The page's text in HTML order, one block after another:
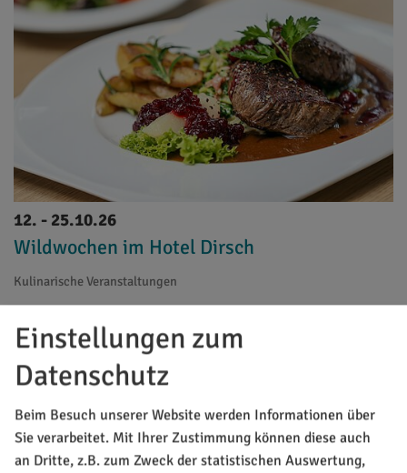
12. - 25.10.26
Wildwochen im Hotel Dirsch
Kulinarische Veranstaltungen
Einstellungen zum
Datenschutz
Beim Besuch unserer Website werden Informationen über
Sie verarbeitet. Mit Ihrer Zustimmung können diese auch
an Dritte, z.B. zum Zweck der statistischen Auswertung,